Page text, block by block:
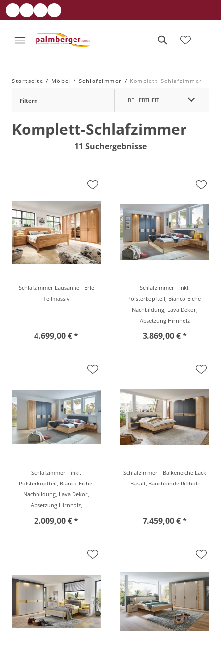
Startseite Möbel Schlafzimmer Komplett-Schlafzimmer
Filtern BELIEBTHEIT
Komplett-Schlafzimmer
11 Suchergebnisse
Schlafzimmer Lausanne - Erle
Teilmassiv
4.699,00 € *
Schlafzimmer - inkl.
Polsterkopfteil, Bianco-Eiche-
Nachbildung, Lava Dekor,
Absetzung Hirnholz
3.869,00 € *
Schlafzimmer - inkl.
Polsterkopfteil, Bianco-Eiche-
Nachbildung, Lava Dekor,
Absetzung Hirnholz,
2.009,00 € *
Schlafzimmer - Balkeneiche Lack
Basalt, Bauchbinde Riffholz
7.459,00 € *